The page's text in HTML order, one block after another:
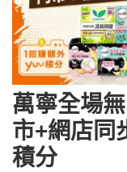
萬寧全場
市+網店同
積分